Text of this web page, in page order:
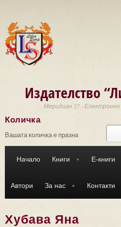
Издателство
Меридиан 27 -
Количка
Вашата количка е празна
Начало Книги Е-книги
Автори За нас Контакти
Хубава Яна